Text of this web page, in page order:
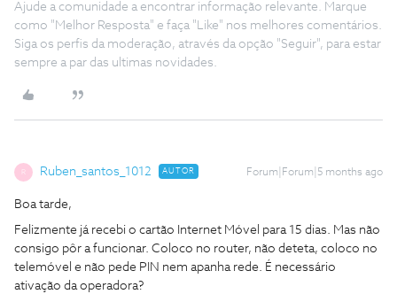
Ajude a comunidade a encontrar informação relevante. Marque
como "Melhor Resposta" e faça "Like" nos melhores comentários.
Siga os perfis da moderação, através da opção "Seguir", para estar
sempre a par das ultimas novidades.
R Ruben_santos_1012 AUTOR Forum|Forum|5 months ago
Boa tarde,
Felizmente já recebi o cartão Internet Móvel para 15 dias. Mas não
consigo pôr a funcionar. Coloco no router, não deteta, coloco no
telemóvel e não pede PIN nem apanha rede. É necessário
ativação da operadora?